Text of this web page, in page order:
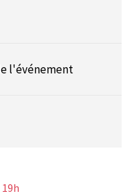
l'événement